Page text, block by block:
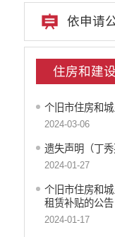
民政信息
乡村振兴
农业发展
气象信息
水务信息
林业信息
医疗卫生
重大建设项目信息
依申请
住房和建设
个旧市住房和
2024-03-06
遗失声明（丁秀
2024-01-27
个旧市住房和
租赁补贴的公告
2024-01-17